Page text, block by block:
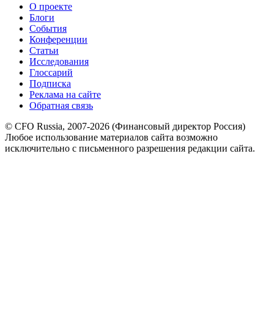
О проекте
Блоги
События
Конференции
Статьи
Исследования
Глоссарий
Подписка
Реклама на сайте
Обратная связь
© CFO Russia, 2007-2026 (Финансовый директор Россия)
Любое использование материалов сайта возможно
исключительно с письменного разрешения редакции сайта.